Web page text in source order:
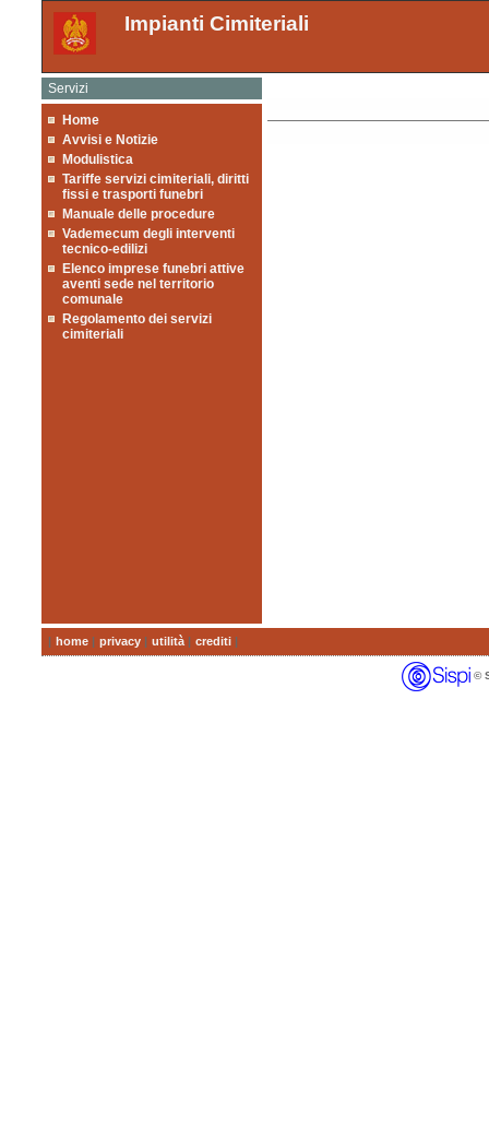
Impianti Cimiteriali
Servizi
Home
Avvisi e Notizie
Modulistica
Tariffe servizi cimiteriali, diritti
fissi e trasporti funebri
Manuale delle procedure
Vademecum degli interventi
tecnico-edilizi
Elenco imprese funebri attive
aventi sede nel territorio
comunale
Regolamento dei servizi
cimiteriali
| home | privacy | utilità | crediti |
©